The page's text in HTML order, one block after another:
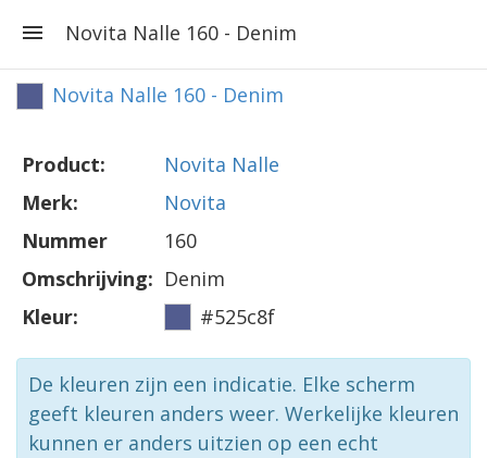
Novita Nalle 160 - Denim
Novita Nalle 160 - Denim
Product:
Novita Nalle
Merk:
Novita
Nummer
160
Omschrijving: Denim
Kleur:
#525c8f
De kleuren zijn een indicatie. Elke scherm
geeft kleuren anders weer. Werkelijke kleuren
kunnen er anders uitzien op een echt